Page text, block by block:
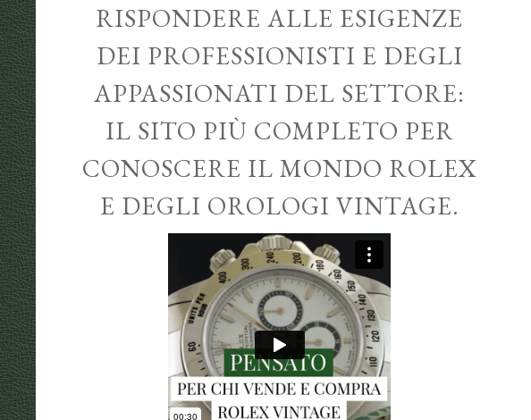
RISPONDERE ALLE ESIGENZE
DEI PROFESSIONISTI E DEGLI
APPASSIONATI DEL SETTORE:
IL SITO PIÙ COMPLETO PER
CONOSCERE IL MONDO ROLEX
E DEGLI OROLOGI VINTAGE.